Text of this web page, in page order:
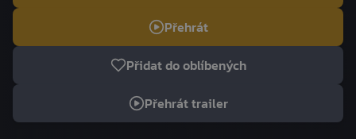
Přehrát
Přidat do oblíbených
Přehrát trailer